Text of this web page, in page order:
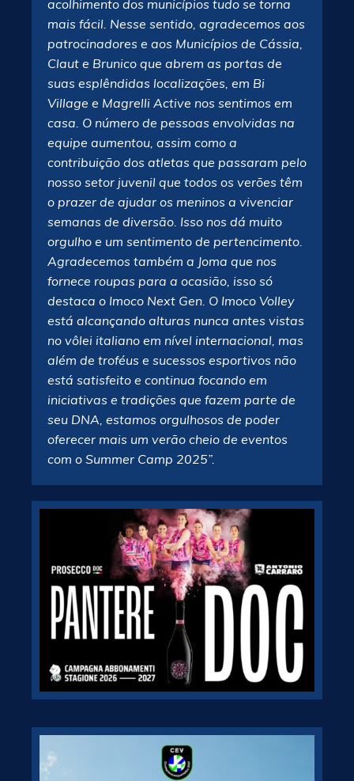
acolhimento dos municípios tudo se torna
mais fácil. Nesse sentido, agradecemos aos
patrocinadores e aos Municípios de Cássia,
Claut e Brunico que abrem as portas de
suas esplêndidas localizações, em Bi
Village e Magrelli Active nos sentimos em
casa. O número de pessoas envolvidas na
equipe aumentou, assim como a
contribuição dos atletas que passaram pelo
nosso setor juvenil que todos os verões têm
o prazer de ajudar os meninos a vivenciar
semanas de diversão. Isso nos dá muito
orgulho e um sentimento de pertencimento.
Agradecemos também a Joma que nos
fornece roupas para a ocasião, isso só
destaca o Imoco Next Gen. O Imoco Volley
está alcançando alturas nunca antes vistas
no vôlei italiano em nível internacional, mas
além de troféus e sucessos esportivos não
está satisfeito e continua focando em
iniciativas e tradições que fazem parte de
seu DNA, estamos orgulhosos de poder
oferecer mais um verão cheio de eventos
com o Summer Camp 2025”.